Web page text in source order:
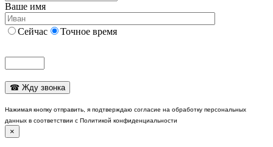
Ваше имя
Сейчас Точное время
Нажимая кнопку отправить, я подтверждаю согласие на обработку персональных
данных в соответствии с Политикой конфиденциальности
×